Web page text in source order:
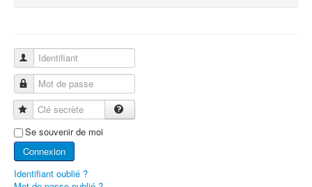
Identifiant
Mot de passe
Clé secrète
Se souvenir de moi
Connexion
Identifiant oublié ?